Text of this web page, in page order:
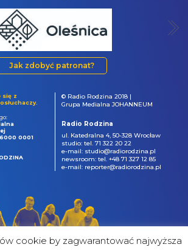
Jak zdobyć patronat?
się z
0001
© Radio Rodzina 2018 |
Grupa Medialna JOHANNEUM
Radio Rodzina
ul. Katedralna 4, 50-328 Wrocław
studio: tel. 71 322 20 22
e-mail: studio@radiorodzina.pl
newsroom: tel. +48 71 327 12 85
e-mail: reporter@radiorodzina.pl
cookie by zagwarantować najwyższa